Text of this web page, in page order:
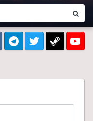
TelegramTwitter Steam